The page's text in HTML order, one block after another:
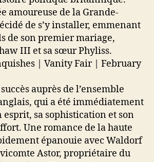
amoureuse de la Grande-
de s’y installer, emmenant
de son premier mariage,
III et sa sœur Phyliss.
auprès de l’ensemble
qui a été immédiatement
esprit, sa sophistication et son
Une romance de la haute
épanouie avec Waldorf
Astor, propriétaire du